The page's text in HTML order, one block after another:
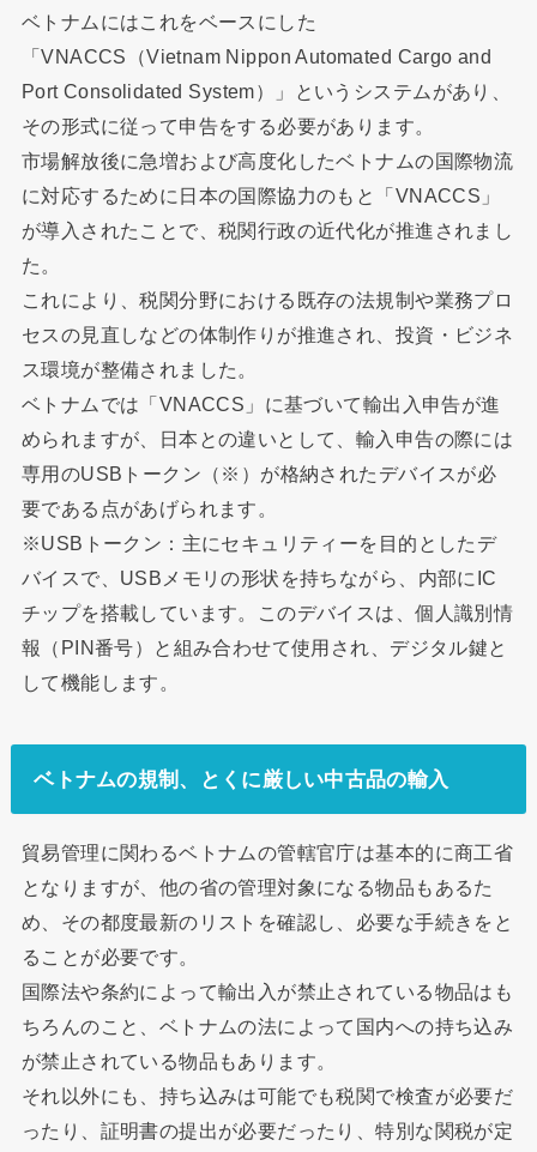
ベトナムにはこれをベースにした
「VNACCS（Vietnam Nippon Automated Cargo and
Port Consolidated System）」というシステムがあり、
その形式に従って申告をする必要があります。
市場解放後に急増および高度化したベトナムの国際物流
に対応するために日本の国際協力のもと「VNACCS」
が導入されたことで、税関行政の近代化が推進されまし
た。
これにより、税関分野における既存の法規制や業務プロ
セスの見直しなどの体制作りが推進され、投資・ビジネ
ス環境が整備されました。
ベトナムでは「VNACCS」に基づいて輸出入申告が進
められますが、日本との違いとして、輸入申告の際には
専用のUSBトークン（※）が格納されたデバイスが必
要である点があげられます。
※USBトークン：主にセキュリティーを目的としたデ
バイスで、USBメモリの形状を持ちながら、内部にIC
チップを搭載しています。このデバイスは、個人識別情
報（PIN番号）と組み合わせて使用され、デジタル鍵と
して機能します。
ベトナムの規制、とくに厳しい中古品の輸入
貿易管理に関わるベトナムの管轄官庁は基本的に商工省
となりますが、他の省の管理対象になる物品もあるた
め、その都度最新のリストを確認し、必要な手続きをと
ることが必要です。
国際法や条約によって輸出入が禁止されている物品はも
ちろんのこと、ベトナムの法によって国内への持ち込み
が禁止されている物品もあります。
それ以外にも、持ち込みは可能でも税関で検査が必要だ
ったり、証明書の提出が必要だったり、特別な関税が定